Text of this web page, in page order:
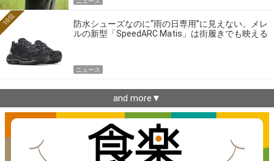
防水シューズなのに“雨の日専用”に見えない。メレ
ルの新型「SpeedARC Matis」は街履きでも映える
10位
ニュース
and more▼